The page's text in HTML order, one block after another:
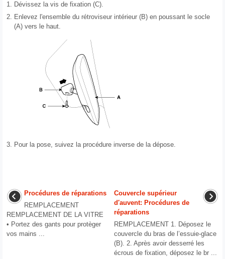
1. Dévissez la vis de fixation (C).
2. Enlevez l'ensemble du rétroviseur intérieur (B) en poussant le socle
(A) vers le haut.
3. Pour la pose, suivez la procédure inverse de la dépose.
Procédures de réparations
REMPLACEMENT
REMPLACEMENT DE LA VITRE
• Portez des gants pour protèger
vos mains ...
Couvercle supérieur
d′auvent: Procédures de
réparations
REMPLACEMENT 1. Déposez le
couvercle du bras de l’essuie-glace
(B). 2. Après avoir desserré les
écrous de fixation, déposez le br ...